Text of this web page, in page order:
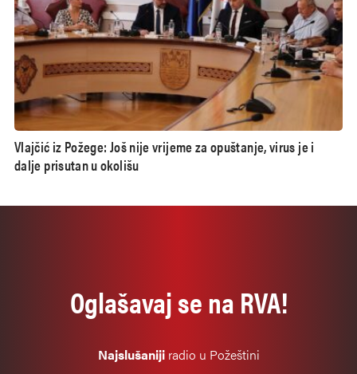
Vlajčić iz Požege: Još nije vrijeme za opuštanje, virus je i
dalje prisutan u okolišu
Oglašavaj se na RVA!
Najslušanijiradio u Požeštini